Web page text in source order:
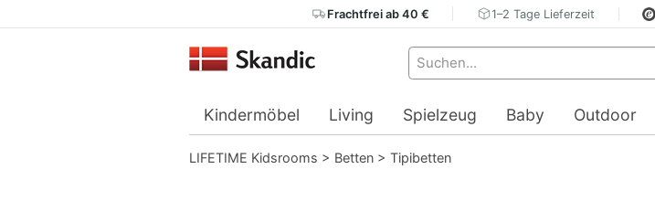
Frachtfrei ab 40 € 1–2 Tage Lieferzeit
Kindermöbel Living Spielzeug Baby Outdoor
LIFETIME Kidsrooms > Betten > Tipibetten